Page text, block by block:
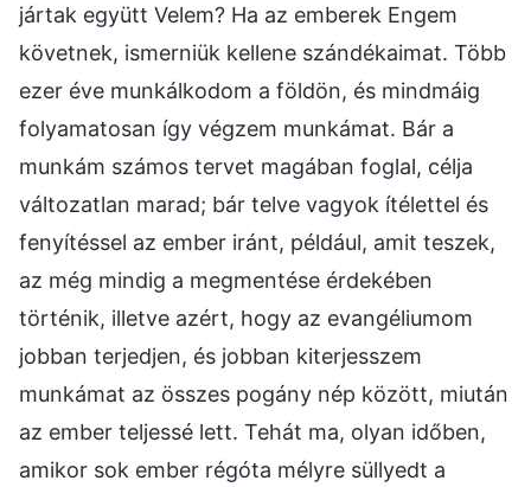
jártak együtt Velem? Ha az emberek Engem
követnek, ismerniük kellene szándékaimat. Több
ezer éve munkálkodom a földön, és mindmáig
folyamatosan így végzem munkámat. Bár a
munkám számos tervet magában foglal, célja
változatlan marad; bár telve vagyok ítélettel és
fenyítéssel az ember iránt, például, amit teszek,
az még mindig a megmentése érdekében
történik, illetve azért, hogy az evangéliumom
jobban terjedjen, és jobban kiterjesszem
munkámat az összes pogány nép között, miután
az ember teljessé lett. Tehát ma, olyan időben,
amikor sok ember régóta mélyre süllyedt a